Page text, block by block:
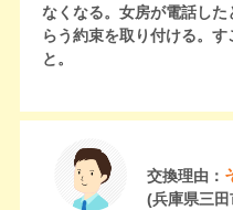
なくなる。女房が電話し
らう約束を取り付ける。
と。
交換理由：
(兵庫県三